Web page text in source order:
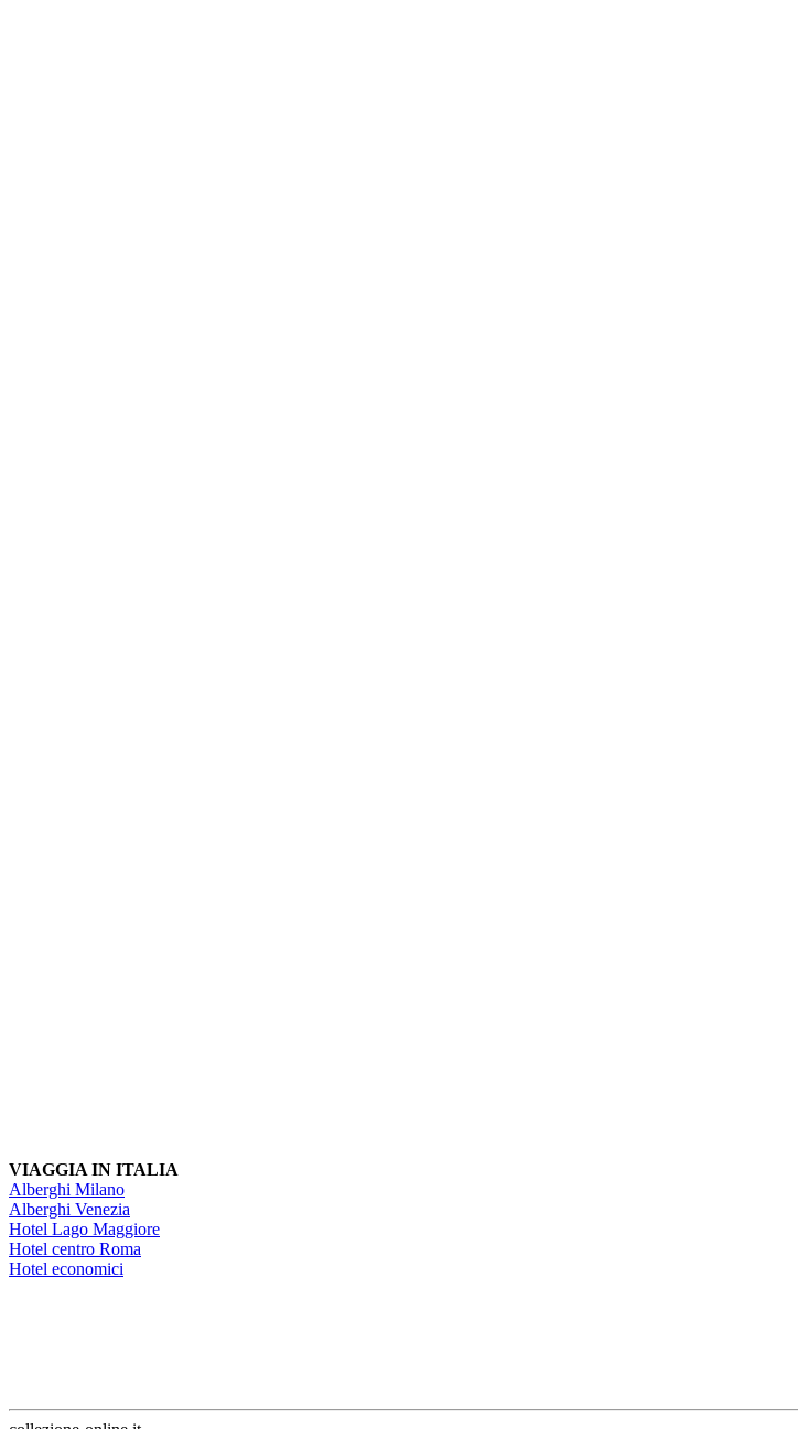
VIAGGIA IN ITALIA
Alberghi Milano
Alberghi Venezia
Hotel Lago Maggiore
Hotel centro Roma
Hotel economici